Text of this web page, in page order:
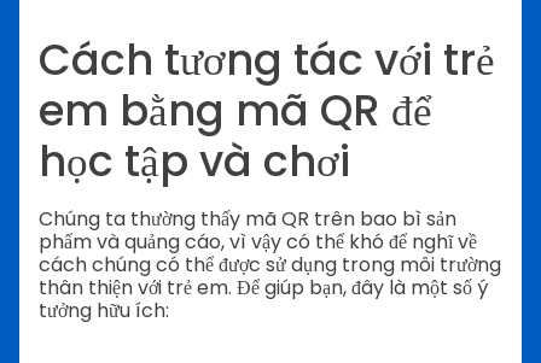
Cách tương tác với trẻ
em bằng mã QR để
học tập và chơi
Chúng ta thường thấy mã QR trên bao bì sản
phẩm và quảng cáo, vì vậy có thể khó để nghĩ về
cách chúng có thể được sử dụng trong môi trường
thân thiện với trẻ em. Để giúp bạn, đây là một số ý
tưởng hữu ích: